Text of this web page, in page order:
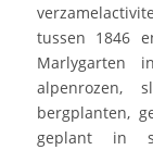
tussen 1846
Marlygarten
alpenrozen,
bergplanten,
geplant in